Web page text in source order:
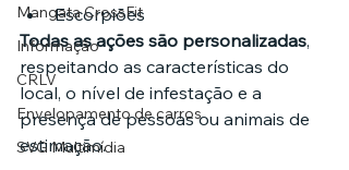
Mangata CrossFit
Informação
CRLV
Envelopamento de carros
SVG Multimídia
Escorpiões
Todas as ações são personalizadas,
respeitando as características do
local, o nível de infestação e a
presença de pessoas ou animais de
estimação.